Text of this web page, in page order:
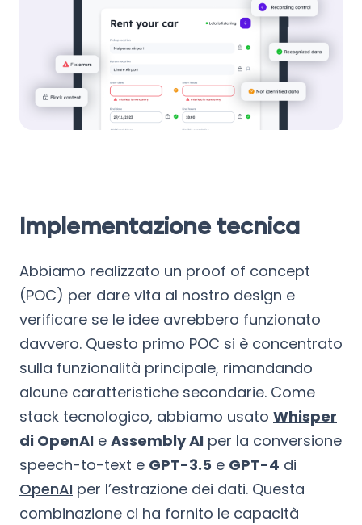
Implementazione tecnica
Abbiamo realizzato un proof of concept
(POC) per dare vita al nostro design e
verificare se le idee avrebbero funzionato
davvero. Questo primo POC si è concentrato
sulla funzionalità principale, rimandando
alcune caratteristiche secondarie. Come
stack tecnologico, abbiamo usato Whisper
di OpenAI e Assembly AI per la conversione
speech-to-text e GPT-3.5 e GPT-4 di
OpenAI per l’estrazione dei dati. Questa
combinazione ci ha fornito le capacità